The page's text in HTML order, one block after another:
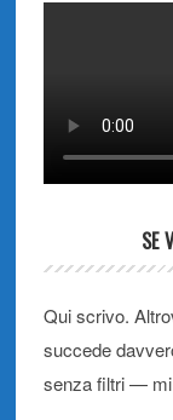
SE
Qui scrivo.
succede
senza filtri —